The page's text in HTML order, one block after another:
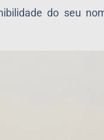
do seu